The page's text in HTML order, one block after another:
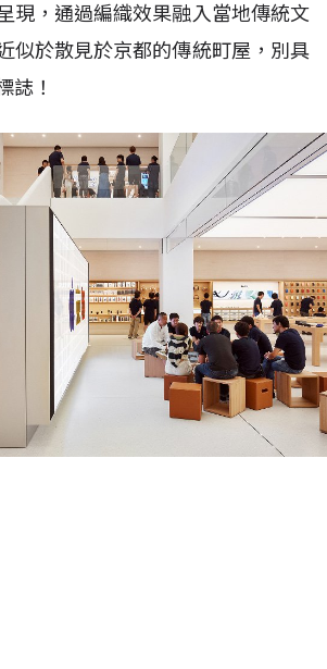
現，通過編織效果融入當地傳統文
似於散見於京都的傳統町屋，別具
誌！